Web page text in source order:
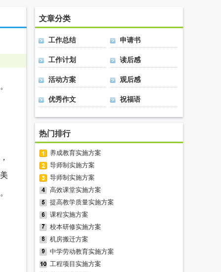
文章分类
工作总结 申请书
工作计划 读后感
活动方案 观后感
优秀作文 祝福语
热门排行
养成教育实施方案
导师制实施方案
导师制实施方案
高效课堂实施方案
提高教学质量实施方案
课程实施方案
校本研修实施方案
机房搬迁方案
中学劳动教育实施方案
工程项目实施方案